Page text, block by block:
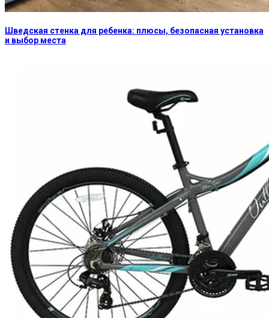
Шведская стенка для ребенка: плюсы, безопасная установка
и выбор места